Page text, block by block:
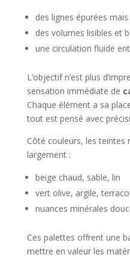
des lignes épurées
des volumes lisibles et
une circulation fluide
L’objectif n’est plus
sensation immédiate de
Chaque élément a sa
tout est pensé avec
Côté couleurs, les teintes
largement :
beige chaud, sable, lin
vert olive, argile,
nuances minérales
Ces palettes offrent une
mettre en valeur les